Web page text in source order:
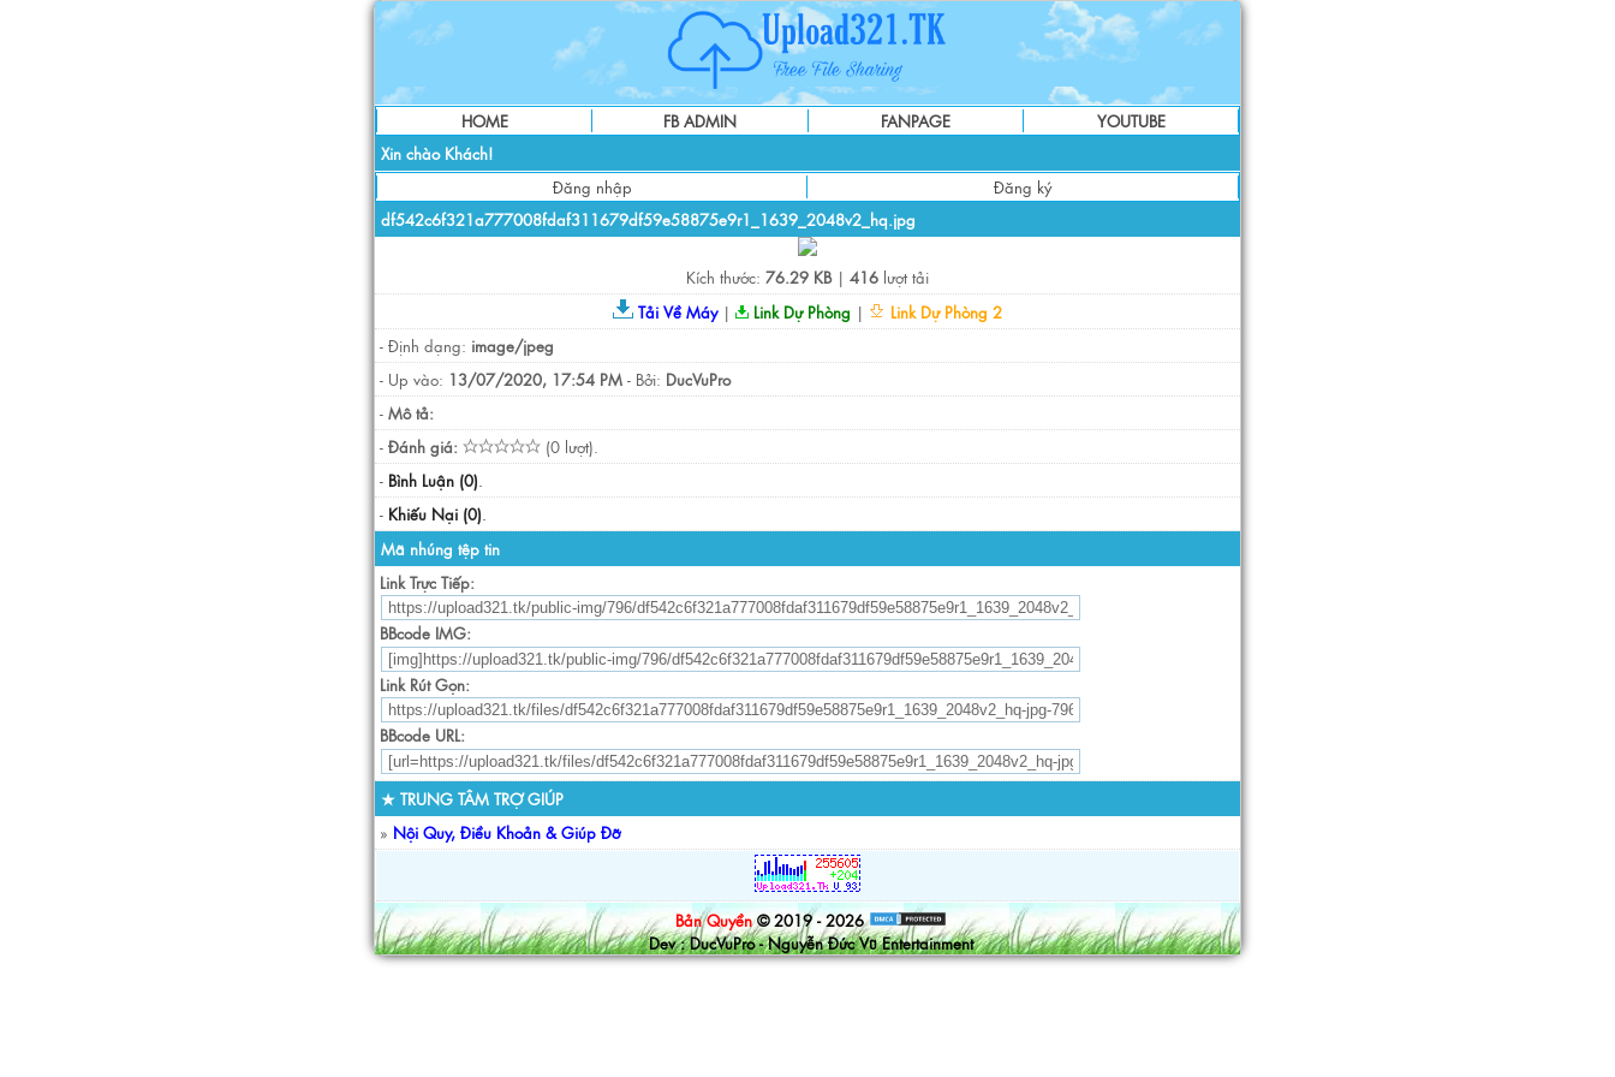
HOME FB ADMIN FANPAGE
YOUTUBE
Xin chào Khách!
Đăng nhập
Đăng ký
df542c6f321a777008fdaf311679df59e58875e9r1_1639_2048v2_hq.jpg
Kích thước: 76.29 KB| 416 lượt tải
Tải Về Máy| Link Dự Phòng |
Link Dự Phòng 2
- Định dạng: image/jpeg
- Up vào: 13/07/2020, 17:54 PM - Bởi: DucVuPro
- Mô tả:
- Đánh giá:
(0 lượt).
- Bình Luận (0).
- Khiếu Nại (0).
Mã nhúng tệp tin
Link Trực Tiếp:
BBcode IMG:
Link Rút Gọn:
BBcode URL:
★ TRUNG TÂM TRỢ GIÚP
» Nội Quy, Điều Khoản & Giúp Đỡ
Bản Quyền © 2019 - 2026
Dev : DucVuPro - Nguyễn Đức Vũ Entertainment